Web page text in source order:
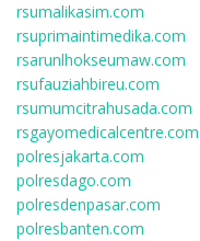
rsumalikasim.com
rsuprimaintimedika.com
rsarunlhokseumaw.com
rsufauziahbireu.com
rsumumcitrahusada.com
rsgayomedicalcentre.com
polresjakarta.com
polresdago.com
polresdenpasar.com
polresbanten.com